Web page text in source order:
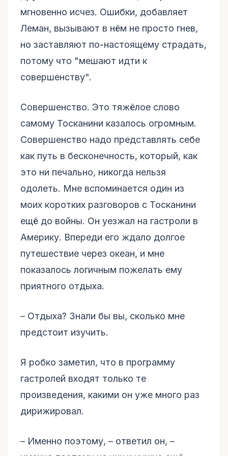
мгновенно исчез. Ошибки, добавляет
Леман, вызывают в нём не просто гнев,
но заставляют по-настоящему страдать,
потому что "мешают идти к
совершенству".
Совершенство. Это тяжёлое слово
самому Тосканини казалось огромным.
Совершенство надо представлять себе
как путь в бесконечность, который, как
это ни печально, никогда нельзя
одолеть. Мне вспоминается один из
моих коротких разговоров с Тосканини
ещё до войны. Он уезжал на гастроли в
Америку. Впереди его ждало долгое
путешествие через океан, и мне
показалось логичным пожелать ему
приятного отдыха.
– Отдыха? Знали бы вы, сколько мне
предстоит изучить.
Я робко заметил, что в программу
гастролей входят только те
произведения, какими он уже много раз
дирижировал.
– Именно поэтому, – ответил он, –